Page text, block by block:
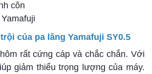
côn
của pa lăng Yamafuji SY0.5
rất cứng cáp và chắc chắn. Với
giảm thiểu trọng lượng của máy.